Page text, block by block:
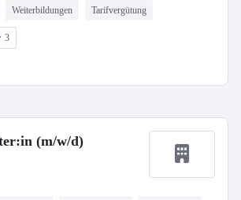
Weiterbildungen Tarifvergütung
3
(m/w/d)